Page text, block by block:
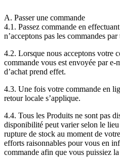
A. Passer une commande
4.1. Passez commande en
n’acceptons pas les commandes
4.2. Lorsque nous acceptons votre
commande vous est envoyée par
d’achat prend effet.
4.3. Une fois votre commande en
retour locale s’applique.
4.4. Tous les Produits ne sont pas
disponibilité peut varier selon le
rupture de stock au moment de
efforts raisonnables pour vous en
commande afin que vous puissiez